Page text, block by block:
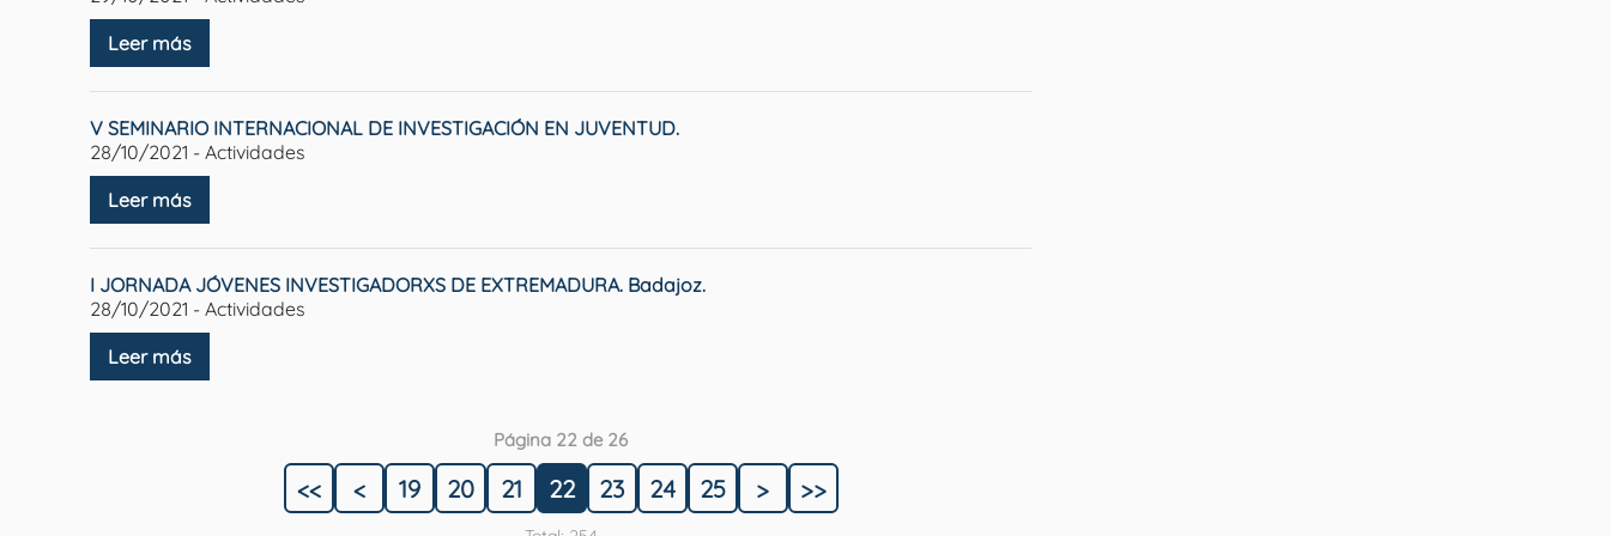
Leer más
V SEMINARIO INTERNACIONAL DE INVESTIGACIÓN EN JUVENTUD.
28/10/2021 - Actividades
Leer más
I JORNADA JÓVENES INVESTIGADORXS DE EXTREMADURA. Badajoz.
28/10/2021 - Actividades
Leer más
Página 22 de 26
<< < 19 20 21 22 23 24 25 > >>